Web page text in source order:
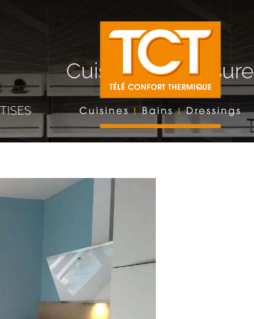
Cuisine sur-mesure